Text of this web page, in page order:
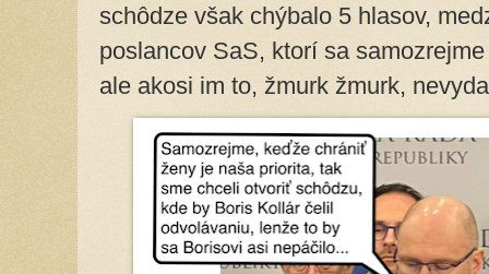
schôdze však chýbalo 5 hlasov,
poslancov SaS, ktorí sa
ale akosi im to, žmurk žmurk,